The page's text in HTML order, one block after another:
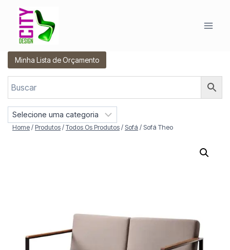
Conteúdo
Minha Lista de Orçamento
eHome / Produtos / Todos Os Produtos / Sofá / Sofá Theo